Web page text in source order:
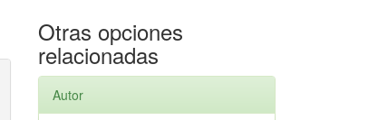
Otras opciones
relacionadas
Autor